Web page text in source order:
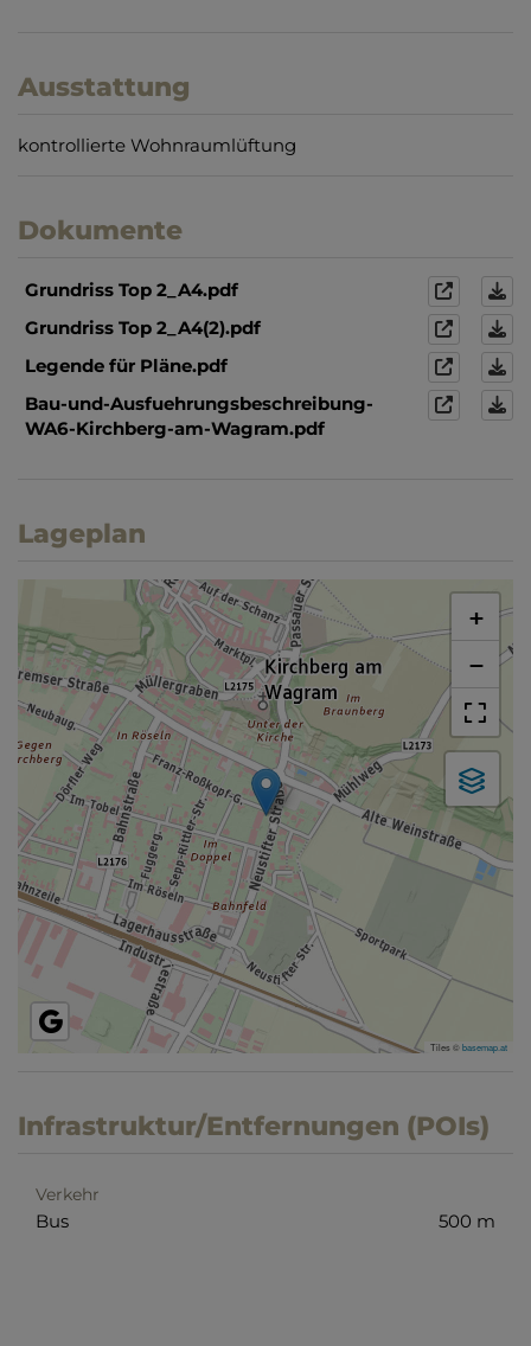
Ausstattung
kontrollierte Wohnraumlüftung
Dokumente
Grundriss Top 2_A4.pdf
Grundriss Top 2_A4(2).pdf
Legende für Pläne.pdf
Bau-und-Ausfuehrungsbeschreibung-
WA6-Kirchberg-am-Wagram.pdf
Lageplan
+
−
Tiles ©basemap.at
Infrastruktur/Entfernungen (POIs)
Verkehr
Bus 500 m